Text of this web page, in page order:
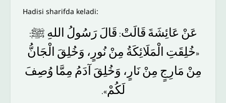
Hadisi sharifda keladi:
عَنْ عَائِشَةَ قَالَتْ: قَالَ رَسُولُ اللهِ ﷺ:
«خُلِقَتِ الْمَلَائِكَةُ مِنْ نُورٍ، وَخُلِقَ الْجَانُّ
مِنْ مَارِجٍ مِنْ نَارٍ، وَخُلِقَ آدَمُ مِمَّا وُصِفَ
لَكُمْ».